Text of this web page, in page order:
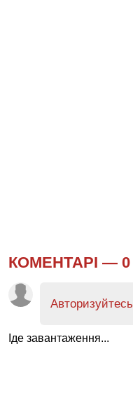
КОМЕНТАРІ — 0
Авторизуйтесь
Іде завантаження...